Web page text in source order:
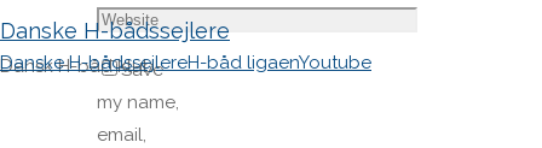
Danske H-bådssejlere
Dansk H-båd klub
Danske H-bådssejlereH-båd ligaenYoutube
Save
my name,
email,